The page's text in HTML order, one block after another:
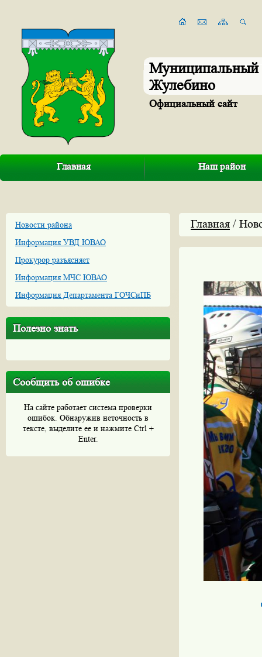
Муниципальный
Жулебино
Официальный сайт
Главная Наш район
Новости района
Информация УВД ЮВАО
Прокурор разъясняет
Информация МЧС ЮВАО
Информация Департамента ГОЧСиПБ
Полезно знать
Сообщить об ошибке
На сайте работает система проверки
ошибок. Обнаружив неточность в
тексте, выделите ее и нажмите Ctrl +
Enter.
Главная /